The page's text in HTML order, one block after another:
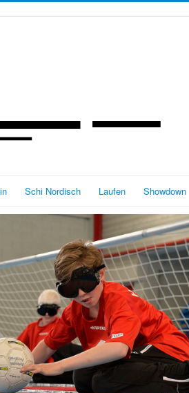
Schi Nordisch Laufen Showdown